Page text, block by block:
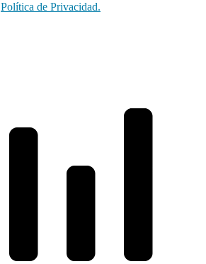
Política de Privacidad.